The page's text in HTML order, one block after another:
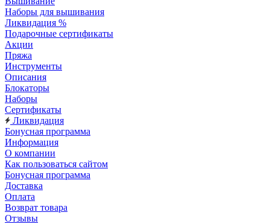
Наборы для вышивания
Ликвидация %
Подарочные сертификаты
Акции
Пряжа
Инструменты
Описания
Блокаторы
Наборы
Сертификаты
Ликвидация
Бонусная программа
Информация
О компании
Как пользоваться сайтом
Бонусная программа
Доставка
Оплата
Возврат товара
Отзывы